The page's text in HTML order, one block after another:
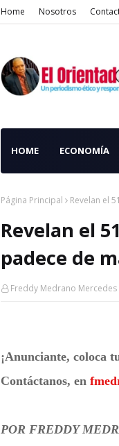
Home Nosotros
HOME ECONOMÍA
Página Principal Revelan el
Revelan el
padece de
Freddy Medrano Mercedes
¡Anunciante, coloca
Contáctanos, en
POR FREDDY